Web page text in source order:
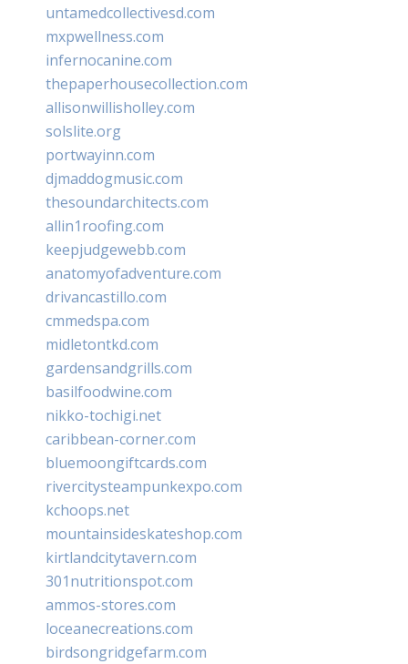
untamedcollectivesd.com
mxpwellness.com
infernocanine.com
thepaperhousecollection.com
allisonwillisholley.com
solslite.org
portwayinn.com
djmaddogmusic.com
thesoundarchitects.com
allin1roofing.com
keepjudgewebb.com
anatomyofadventure.com
drivancastillo.com
cmmedspa.com
midletontkd.com
gardensandgrills.com
basilfoodwine.com
nikko-tochigi.net
caribbean-corner.com
bluemoongiftcards.com
rivercitysteampunkexpo.com
kchoops.net
mountainsideskateshop.com
kirtlandcitytavern.com
301nutritionspot.com
ammos-stores.com
loceanecreations.com
birdsongridgefarm.com